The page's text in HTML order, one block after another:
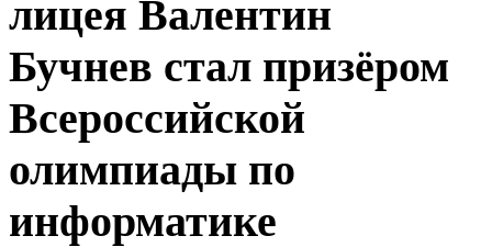
лицея Валентин
Бучнев стал призёром
Всероссийской
олимпиады по
информатике